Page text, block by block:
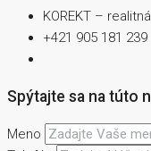
KOREKT –
+421 905 181 239
Spýtajte sa na túto
Meno